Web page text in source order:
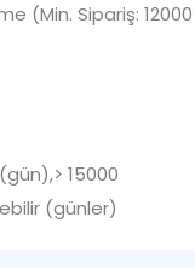
(Min. Sipariş: 12000
15000
(günler)